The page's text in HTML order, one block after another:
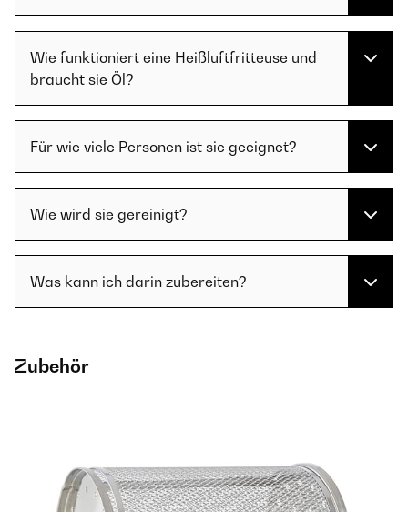
Wie funktioniert eine Heißluftfritteuse und
braucht sie Öl?
Für wie viele Personen ist sie geeignet?
Wie wird sie gereinigt?
Was kann ich darin zubereiten?
Zubehör